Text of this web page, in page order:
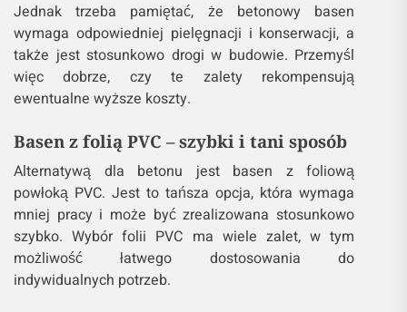
Jednak trzeba pamiętać, że betonowy basen
wymaga odpowiedniej pielęgnacji i konserwacji, a
także jest stosunkowo drogi w budowie. Przemyśl
więc dobrze, czy te zalety rekompensują
ewentualne wyższe koszty.
Basen z folią PVC – szybki i tani sposób
Alternatywą dla betonu jest basen z foliową
powłoką PVC. Jest to tańsza opcja, która wymaga
mniej pracy i może być zrealizowana stosunkowo
szybko. Wybór folii PVC ma wiele zalet, w tym
możliwość łatwego dostosowania do
indywidualnych potrzeb.